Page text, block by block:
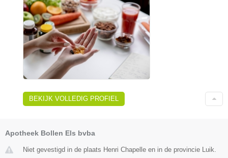
BEKIJK VOLLEDIG PROFIEL
Apotheek Bollen Els bvba
Niet gevestigd in de plaats Henri Chapelle en in de provincie Luik.